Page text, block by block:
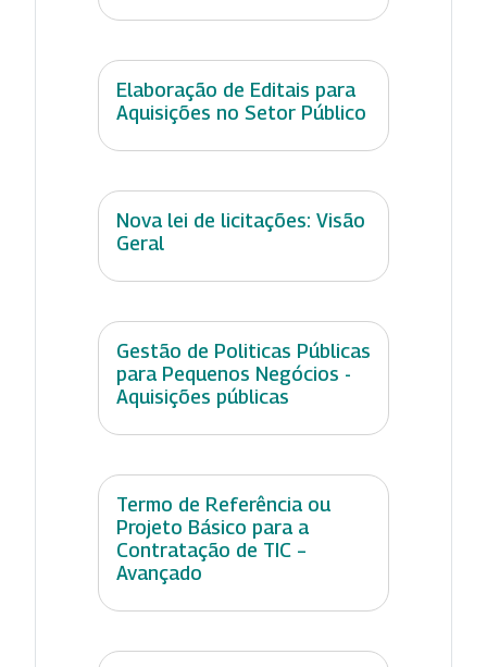
Elaboração de Editais para
Aquisições no Setor Público
Nova lei de licitações: Visão
Geral
Gestão de Politicas Públicas
para Pequenos Negócios -
Aquisições públicas
Termo de Referência ou
Projeto Básico para a
Contratação de TIC –
Avançado